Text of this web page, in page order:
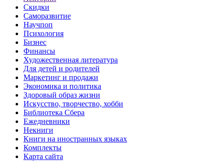
Скидки
Саморазвитие
Научпоп
Психология
Бизнес
Финансы
Художественная литература
Для детей и родителей
Маркетинг и продажи
Экономика и политика
Здоровый образ жизни
Искусство, творчество, хобби
Библиотека Сбера
Ежедневники
Некниги
Книги на иностранных языках
Комплекты
Карта сайта